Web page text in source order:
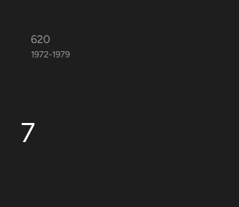
620
1972-1979
7